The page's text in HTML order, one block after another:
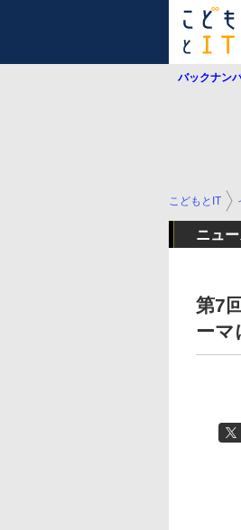
バックナン
こどもとIT
ニュ
第7
ーマ